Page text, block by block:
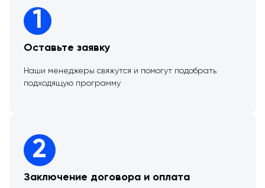
1
Оставьте заявку
Наши менеджеры свяжутся и помогут подобрать
подходящую программу
2
Заключение договора и оплата